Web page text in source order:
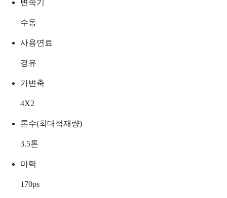
변속기
수동
사용연료
경유
가변축
4X2
톤수(최대적재량)
3.5톤
마력
170ps